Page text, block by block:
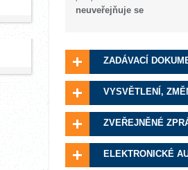
neuveřejňuje se
ZADÁVACÍ
VYSVĚTLENÍ,
ZVEŘEJNĚNÉ
ELEKTRONICKÉ